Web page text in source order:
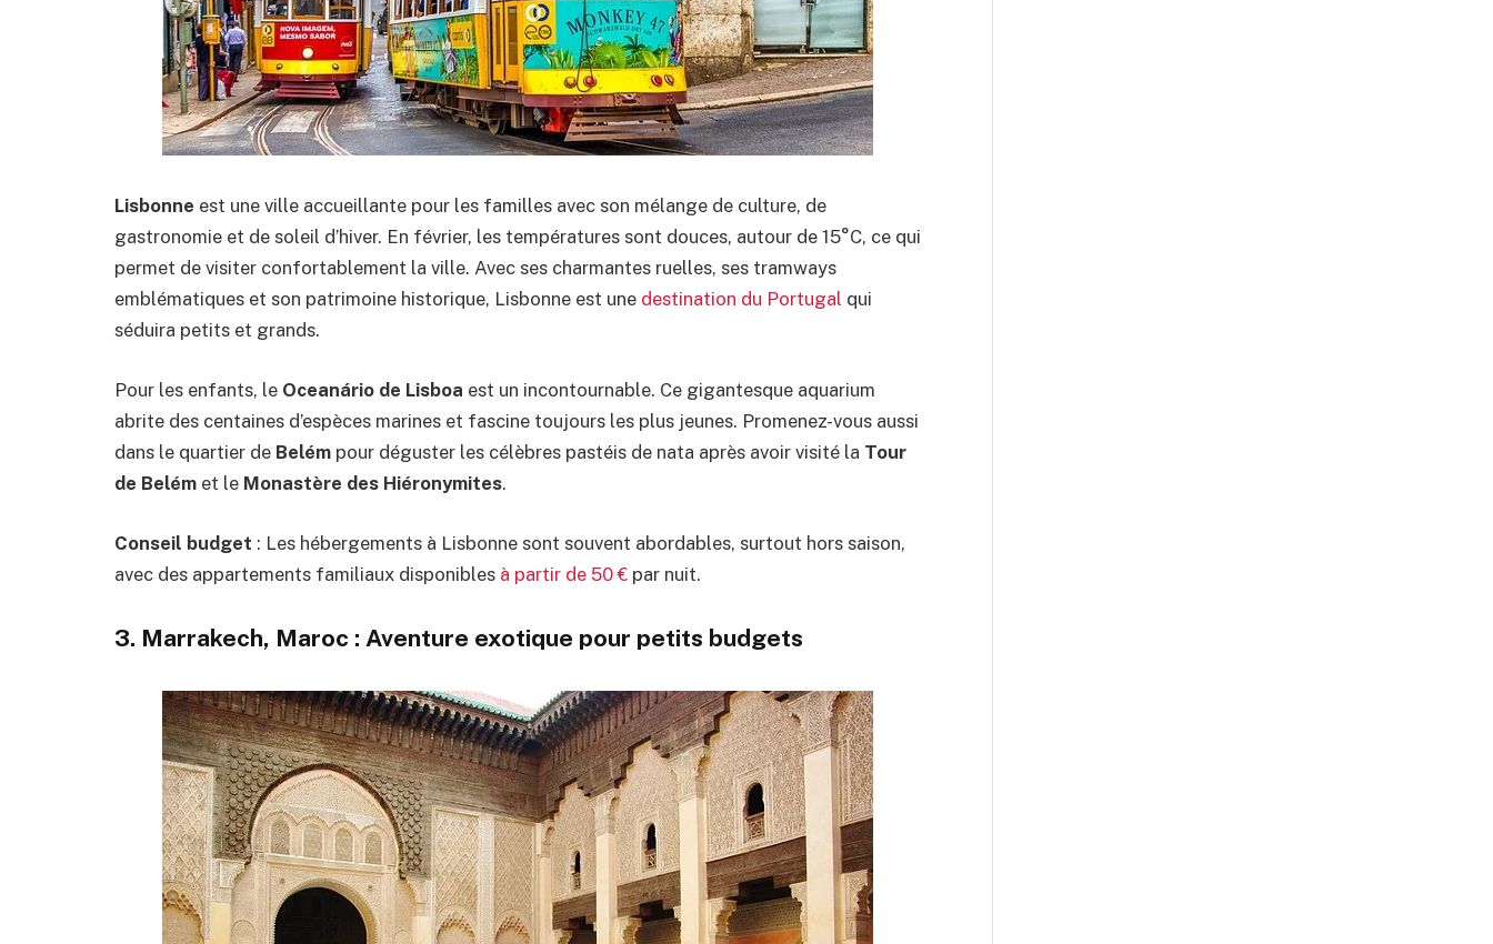
Lisbonne est une ville accueillante pour les familles avec son mélange de culture, de
gastronomie et de soleil d’hiver. En février, les températures sont douces, autour de 15°C, ce qui
permet de visiter confortablement la ville. Avec ses charmantes ruelles, ses tramways
emblématiques et son patrimoine historique, Lisbonne est une destination du Portugal qui
séduira petits et grands.
Pour les enfants, le Oceanário de Lisboa est un incontournable. Ce gigantesque aquarium
abrite des centaines d’espèces marines et fascine toujours les plus jeunes. Promenez-vous aussi
dans le quartier de Belém pour déguster les célèbres pastéis de nata après avoir visité la Tour
de Belém et le Monastère des Hiéronymites.
Conseil budget : Les hébergements à Lisbonne sont souvent abordables, surtout hors saison,
avec des appartements familiaux disponibles à partir de 50 € par nuit.
3. Marrakech, Maroc : Aventure exotique pour petits budgets